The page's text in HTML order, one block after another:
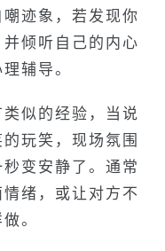
迹象，若发现你
倾听自己的内心
辅导。
似的经验，当说
玩笑，现场氛围
变安静了。通常
绪，或让对方不
。